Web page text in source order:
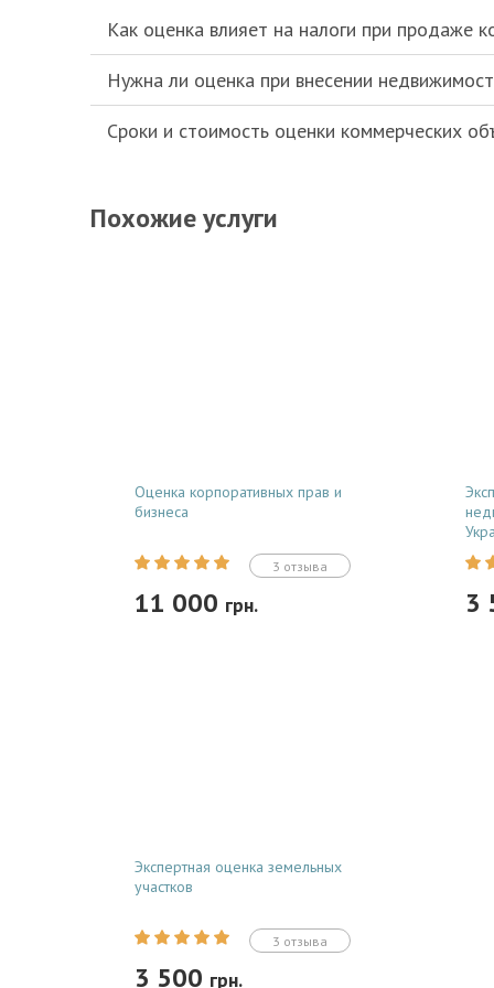
Как оценка влияет на налоги при продаже
Нужна ли оценка при внесении
Сроки и стоимость оценки коммерческих
Похожие услуги
Оценка корпоративных прав и
бизнеса
3 отзыва
11 000 грн. 3
Экспертная оценка земельных
участков
3 отзыва
3 500 грн.